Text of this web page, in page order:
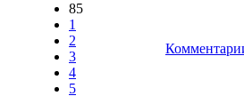
85
1
2
3
4
5